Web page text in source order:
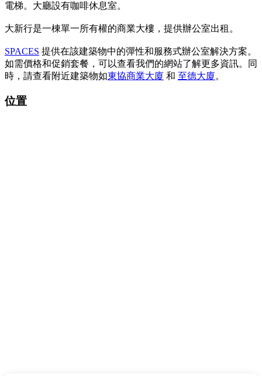
電梯。大廳設有咖啡休息室。
大新行是一棟單一所有權的商業大樓，提供辦公室出租。
SPACES 提供在該建築物中的彈性和服務式辦公室解決方案。
如需價格和促銷套餐，可以查看我們的網站了解更多資訊。同
時，請查看附近建築物如東協商業大廈 和 至德大廈。
位置